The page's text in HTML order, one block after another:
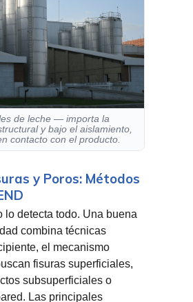
de leche — importa la
y bajo el aislamiento,
contacto con el producto.
y Poros: Métodos
lo detecta todo. Una buena
combina técnicas
el mecanismo
fisuras superficiales,
subsuperficiales o
Las principales